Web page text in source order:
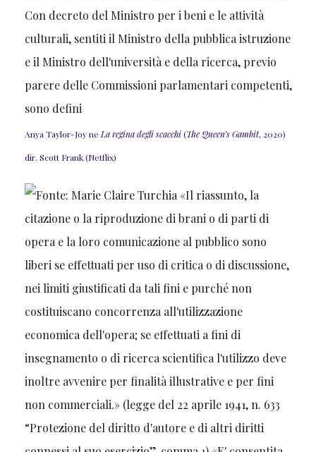
Anya Taylor-Joy neLa regina degli scacchi(The Queen’s Gambit, 2020)
dir. Scott Frank (Netflix)